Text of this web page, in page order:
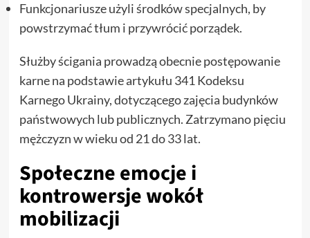
Funkcjonariusze użyli środków specjalnych, by
powstrzymać tłum i przywrócić porządek.
Służby ścigania prowadzą obecnie postępowanie
karne na podstawie artykułu 341 Kodeksu
Karnego Ukrainy, dotyczącego zajęcia budynków
państwowych lub publicznych. Zatrzymano pięciu
mężczyzn w wieku od 21 do 33 lat.
Społeczne emocje i
kontrowersje wokół
mobilizacji